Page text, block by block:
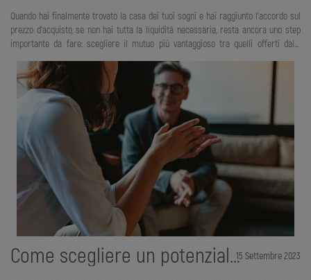
Quando hai finalmente trovato la casa dei tuoi sogni e hai raggiunto l’accordo sul
prezzo d’acquisto, se non hai tutta la liquidità necessaria, resta ancora uno step
importante da fare: scegliere il mutuo più vantaggioso tra quelli offerti dalle
che propongono percentuali e condizioni mirabolanti, vai a spulciare siti internet.
Leggi di agevolazioni fiscali, spese passive, imposta sostitutiva sull’importo,
detrazioni sugli interessi, oneri accessori, rate, tassi. Provi a capirci qualcosa e ti
rendi conto che l’unica cosa che davvero vorresti è la lampada
Come scegliere un potenziale inquilino15 Settembre 2023